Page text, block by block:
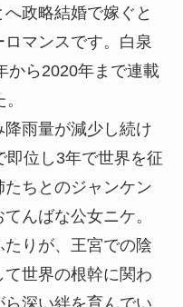
政略結婚で嫁ぐと
マンスです。白泉
から2020年まで連載
雨量が減少し続け
即位し3年で世界を征
ちとのジャンケン
んばな公女ニケ。
りが、王宮での陰
世界の根幹に関わ